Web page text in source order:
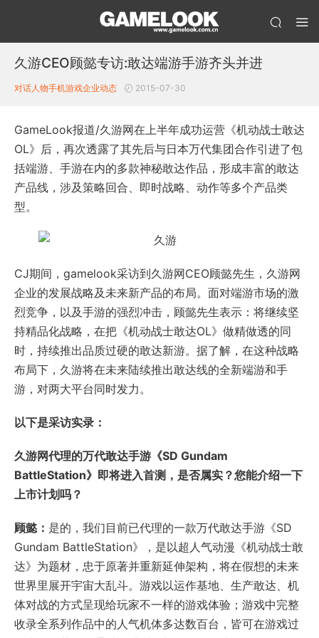
久游CEO顾懿专访:敢达端游手游齐头并进
对话人物手机游戏企业动态 2015-07-30
GameLook报道/久游网在上半年成功运营《机动战士敢达
OL》后，再次透露了其先后与日本万代集团合作引进了包
括端游、手游在内的多款神秘敢达作品，形成丰富的敢达
产品线，涉及策略回合、即时战略、动作等多个产品类
型。
CJ期间，gamelook采访到久游网CEO顾懿先生，久游网
企业的发展战略及未来新产品的布局。面对端游市场的激
烈竞争，以及手游的强烈冲击，顾懿先生表示：将继续坚
持精品化战略，在把《机动战士敢达OL》做精做透的同
时，持续推出品质过硬的敢达新游。据了解，在这种战略
布局下，久游将在未来陆续推出敢达线的全新端游和手
游，对两大平台同时发力。
以下是采访实录：
久游网代理的万代敢达手游 《SD Gundam
BattleStation》 即将进入首测，是否属实？您能介绍一下
上市计划吗？
顾懿： 是的，我们目前已代理的一款万代敢达手游《SD
Gundam BattleStation》，是以超人气动漫《机动战士敢
达》为题材，忠于原著并重新延伸架构，将在假想的未来
世界里展开宇宙大乱斗。游戏以运作基地、生产敢达、机
体对战的方式呈现给玩家不一样的游戏体验；游戏中完整
收录全系列作品中的人气机体多达数百台，皆可在游戏过